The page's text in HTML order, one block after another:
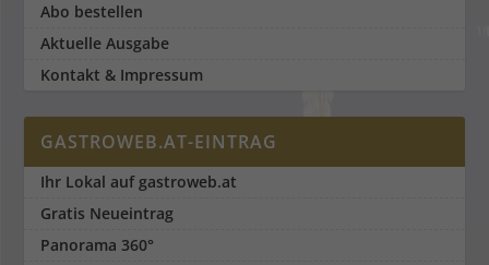
Abo bestellen
Aktuelle Ausgabe
Kontakt & Impressum
GASTROWEB.AT-EINTRAG
Ihr Lokal auf gastroweb.at
Gratis Neueintrag
Panorama 360°